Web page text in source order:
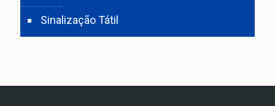
Sinalização Tátil